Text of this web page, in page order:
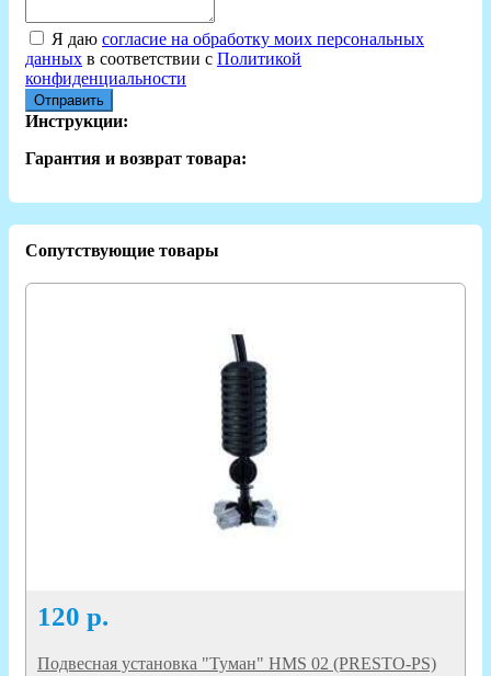
Я даю согласие на обработку моих персональных
данных в соответствии с Политикой
конфиденциальности
Отправить
Инструкции:
Гарантия и возврат товара:
Сопутствующие товары
120 р.
Подвесная установка "Туман" HMS 02 (PRESTO-PS)